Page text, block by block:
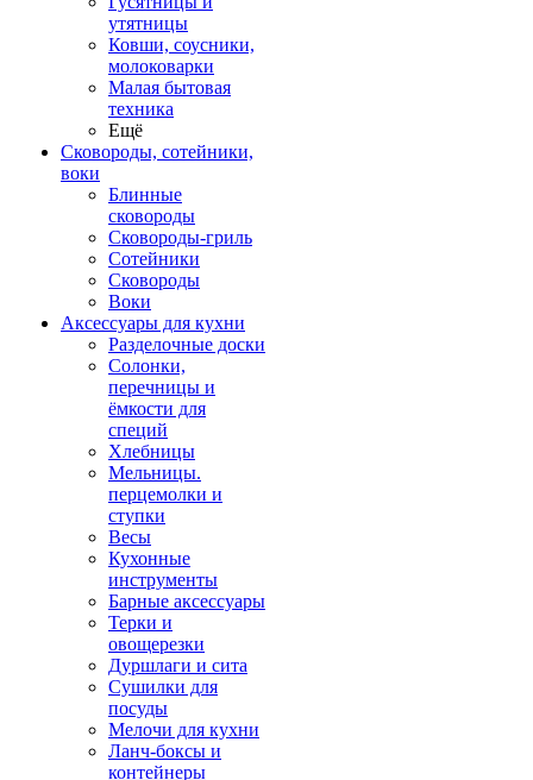
утятницы
Ковши, соусники,
молоковарки
Малая бытовая
техника
Ещё
Сковороды, сотейники,
воки
Блинные
сковороды
Сковороды-гриль
Сотейники
Сковороды
Воки
Аксессуары для кухни
Разделочные доски
Солонки,
перечницы и
ёмкости для
специй
Хлебницы
Мельницы.
перцемолки и
ступки
Весы
Кухонные
инструменты
Барные аксессуары
Терки и
овощерезки
Дуршлаги и сита
Сушилки для
посуды
Мелочи для кухни
Ланч-боксы и
контейнеры